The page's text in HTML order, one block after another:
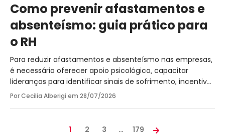
Como prevenir afastamentos e
absenteísmo: guia prático para
o RH
Para reduzir afastamentos e absenteísmo nas empresas,
é necessário oferecer apoio psicológico, capacitar
lideranças para identificar sinais de sofrimento, incentivar
equilíbrio entre trabalho e vida pessoal, monitorar riscos
Por Cecilia Alberigi em 28/07/2026
1 2 3 … 179